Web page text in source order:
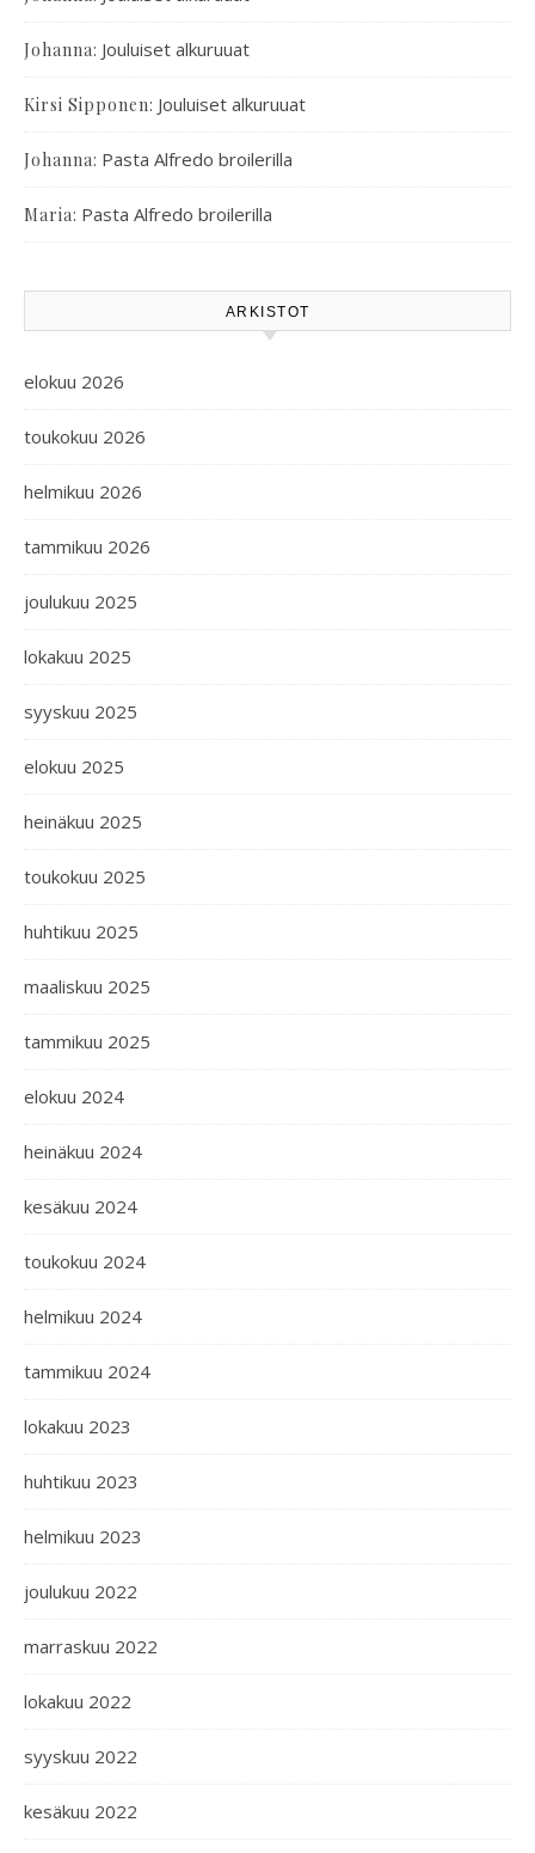
Johanna: Jouluiset alkuruuat
Kirsi Sipponen: Jouluiset alkuruuat
Johanna: Pasta Alfredo broilerilla
Maria: Pasta Alfredo broilerilla
ARKISTOT
elokuu 2026
toukokuu 2026
helmikuu 2026
tammikuu 2026
joulukuu 2025
lokakuu 2025
syyskuu 2025
elokuu 2025
heinäkuu 2025
toukokuu 2025
huhtikuu 2025
maaliskuu 2025
tammikuu 2025
elokuu 2024
heinäkuu 2024
kesäkuu 2024
toukokuu 2024
helmikuu 2024
tammikuu 2024
lokakuu 2023
huhtikuu 2023
helmikuu 2023
joulukuu 2022
marraskuu 2022
lokakuu 2022
syyskuu 2022
kesäkuu 2022